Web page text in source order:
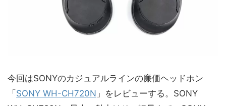
今回はSONYのカジュアルラインの廉価ヘッドホン
「SONY WH-CH720N 」をレビューする。SONY